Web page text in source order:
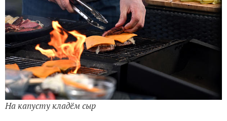
На капусту кладём сыр